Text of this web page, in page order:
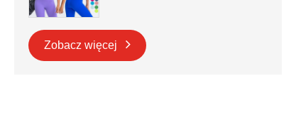
Zobacz więcej